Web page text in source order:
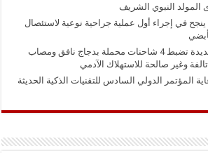
المولد النبوي الشريف
في إجراء أول عملية جراحية نوعية لاستئصال
قوات النجدة بمحافظة الحديدة تضبط 4 شاحنات محملة بدجاج نافق ومصاب
وغير صالحة للاستهلاك الآدمي
المؤتمر الدولي السادس للتقنيات الذكية الحديثة